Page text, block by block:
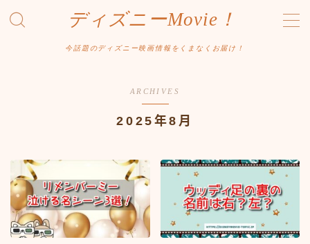
ディズニーMovie！
今話題のディズニー映画情報をくまなくお届け！
デモプリセット記事 #1
メディアコンテンツポリシー
運営者情報
ARCHIVES
2025年8月